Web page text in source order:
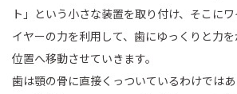
ト」という小さな装置を取り付け、そこに
イヤーの力を利用して、歯にゆっくりと力
位置へ移動させていきます。
歯は顎の骨に直接くっついているわけでは